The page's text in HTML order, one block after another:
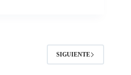
SIGUIENTE